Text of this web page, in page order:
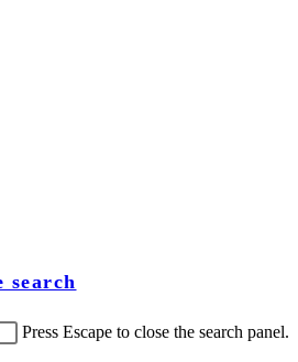
search
Press Escape to close the search panel.